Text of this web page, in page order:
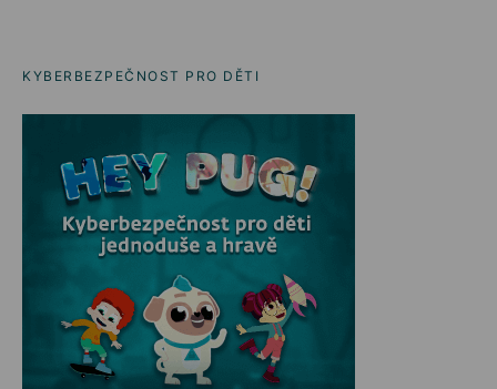
KYBERBEZPEČNOST PRO DĚTI